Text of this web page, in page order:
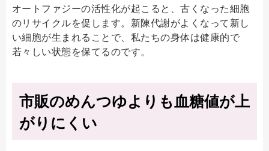
オートファジーの活性化が起こると、古くなった細胞
のリサイクルを促します。新陳代謝がよくなって新し
い細胞が生まれることで、私たちの身体は健康的で
若々しい状態を保てるのです。
市販のめんつゆよりも血糖値が上
がりにくい